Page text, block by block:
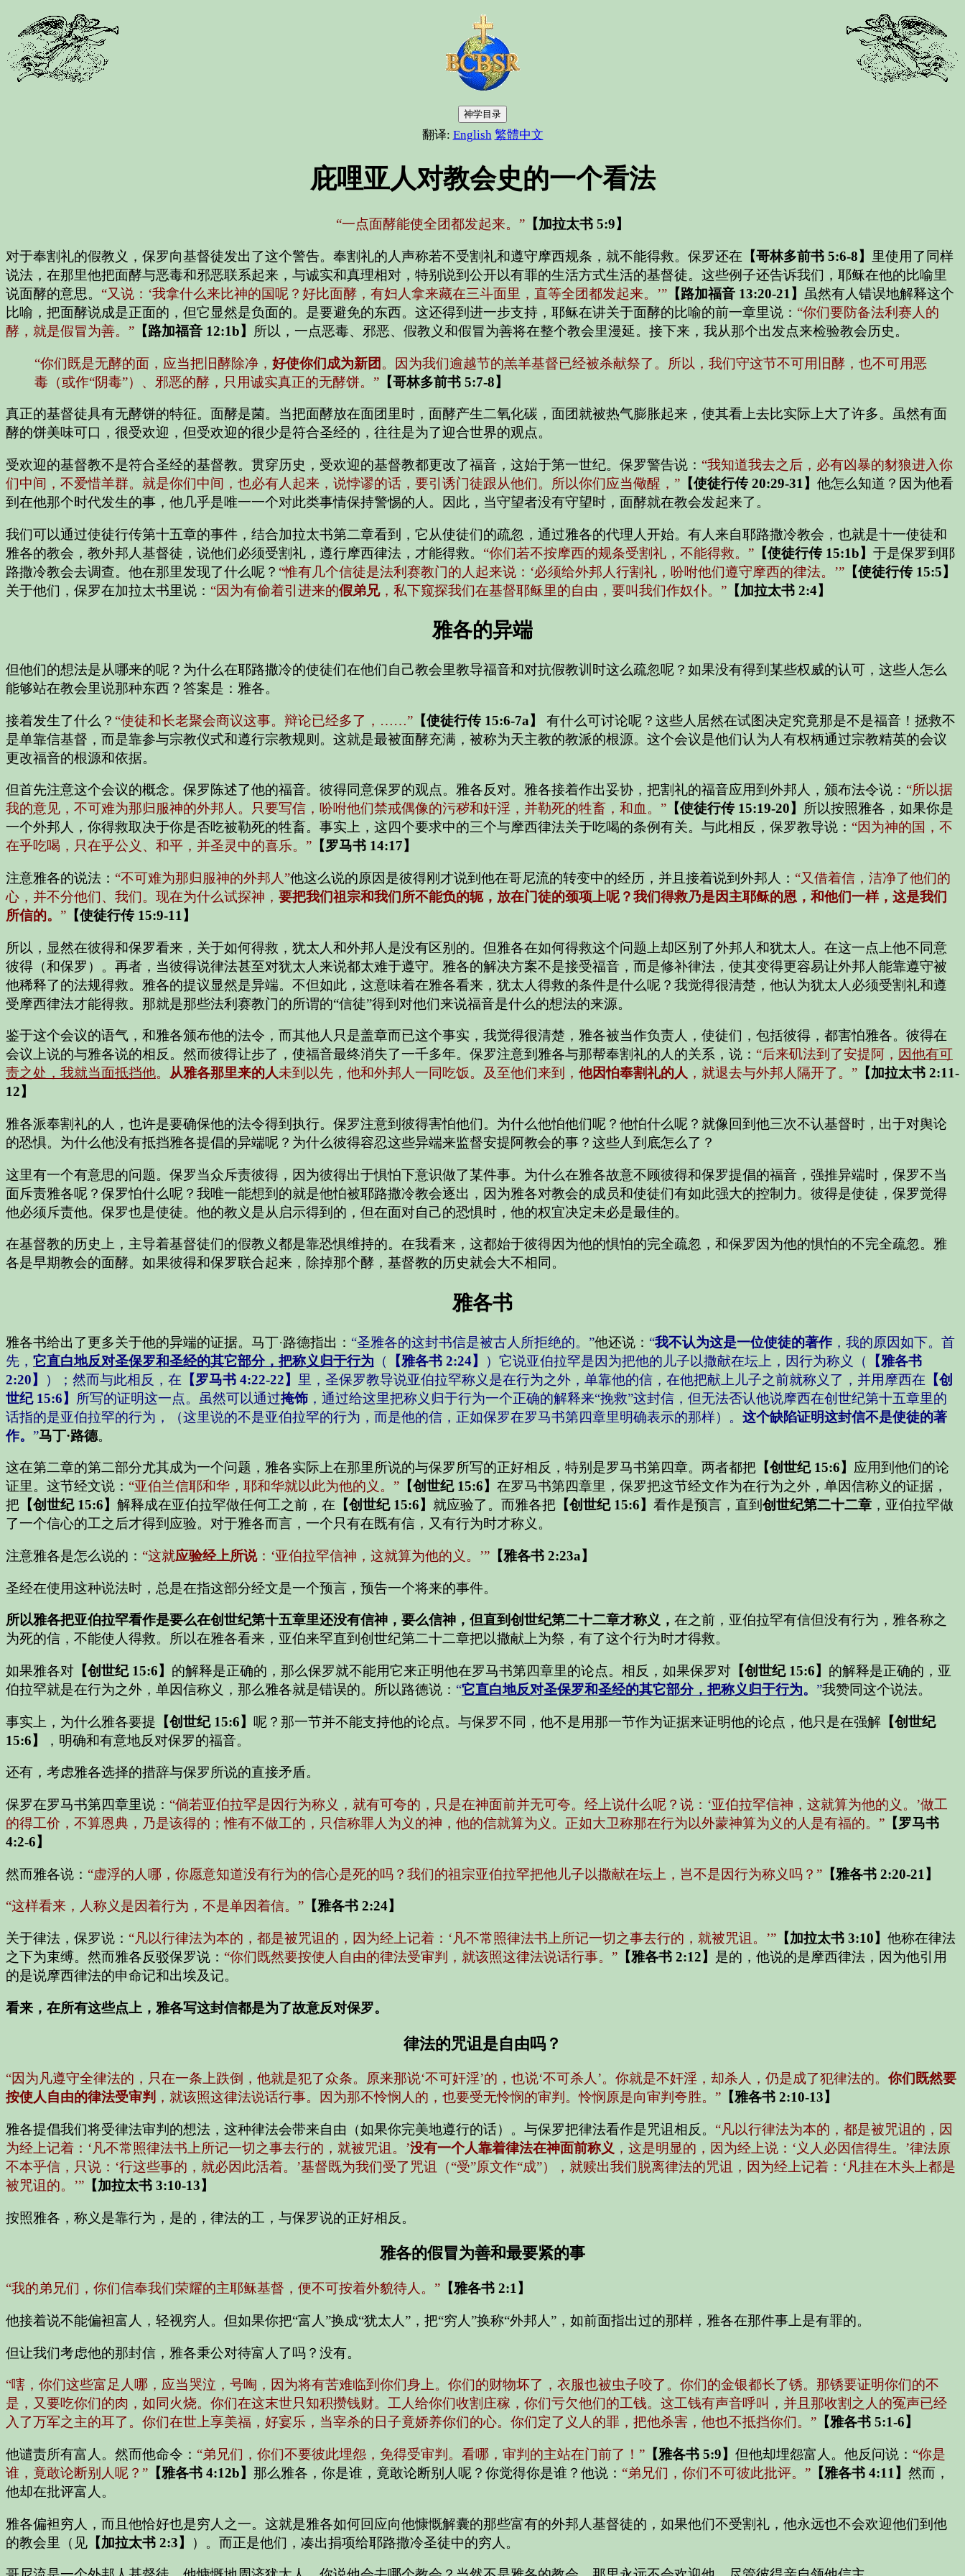
神学目录
翻译: English 繁體中文
庇哩亚人对教会史的一个看法
“一点面酵能使全团都发起来。” 【加拉太书 5:9】
对于奉割礼的假教义，保罗向基督徒发出了这个警告。奉割礼的人声称若不受割礼和遵守摩西规条，就不能得救。保罗还在 【哥林多前书 5:6-8】 里使用了同样
说法，在那里他把面酵与恶毒和邪恶联系起来，与诚实和真理相对，特别说到公开以有罪的生活方式生活的基督徒。这些例子还告诉我们，耶稣在他的比喻里
说面酵的意思。 “又说：‘我拿什么来比神的国呢？好比面酵，有妇人拿来藏在三斗面里，直等全团都发起来。’” 【路加福音 13:20-21】 虽然有人错误地解释这个
比喻，把面酵说成是正面的，但它显然是负面的。是要避免的东西。这还得到进一步支持，耶稣在讲关于面酵的比喻的前一章里说： “你们要防备法利赛人的
酵，就是假冒为善。” 【路加福音 12:1b】 所以，一点恶毒、邪恶、假教义和假冒为善将在整个教会里漫延。接下来，我从那个出发点来检验教会历史。
“你们既是无酵的面，应当把旧酵除净， 好使你们成为新团 。因为我们逾越节的羔羊基督已经被杀献祭了。所以，我们守这节不可用旧酵，也不可用恶
毒（或作“阴毒”）、邪恶的酵，只用诚实真正的无酵饼。” 【哥林多前书 5:7-8】
真正的基督徒具有无酵饼的特征。面酵是菌。当把面酵放在面团里时，面酵产生二氧化碳，面团就被热气膨胀起来，使其看上去比实际上大了许多。虽然有面
酵的饼美味可口，很受欢迎，但受欢迎的很少是符合圣经的，往往是为了迎合世界的观点。
受欢迎的基督教不是符合圣经的基督教。贯穿历史，受欢迎的基督教都更改了福音，这始于第一世纪。保罗警告说： “我知道我去之后，必有凶暴的豺狼进入你
们中间，不爱惜羊群。就是你们中间，也必有人起来，说悖谬的话，要引诱门徒跟从他们。所以你们应当儆醒，” 【使徒行传 20:29-31】 他怎么知道？因为他看
到在他那个时代发生的事，他几乎是唯一一个对此类事情保持警惕的人。因此，当守望者没有守望时，面酵就在教会发起来了。
我们可以通过使徒行传第十五章的事件，结合加拉太书第二章看到，它从使徒们的疏忽，通过雅各的代理人开始。有人来自耶路撒冷教会，也就是十一使徒和
雅各的教会，教外邦人基督徒，说他们必须受割礼，遵行摩西律法，才能得救。 “你们若不按摩西的规条受割礼，不能得救。” 【使徒行传 15:1b】 于是保罗到耶
路撒冷教会去调查。他在那里发现了什么呢？ “惟有几个信徒是法利赛教门的人起来说：‘必须给外邦人行割礼，吩咐他们遵守摩西的律法。’” 【使徒行传 15:5】
关于他们，保罗在加拉太书里说： “因为有偷着引进来的假弟兄，私下窥探我们在基督耶稣里的自由，要叫我们作奴仆。” 【加拉太书 2:4】
雅各的异端
但他们的想法是从哪来的呢？为什么在耶路撒冷的使徒们在他们自己教会里教导福音和对抗假教训时这么疏忽呢？如果没有得到某些权威的认可，这些人怎么
能够站在教会里说那种东西？答案是：雅各。
接着发生了什么？ “使徒和长老聚会商议这事。辩论已经多了，……” 【使徒行传 15:6-7a】
有什么可讨论呢？这些人居然在试图决定究竟那是不是福音！拯救不
是单靠信基督，而是靠参与宗教仪式和遵行宗教规则。这就是最被面酵充满，被称为天主教的教派的根源。这个会议是他们认为人有权柄通过宗教精英的会议
更改福音的根源和依据。
但首先注意这个会议的概念。保罗陈述了他的福音。彼得同意保罗的观点。雅各反对。雅各接着作出妥协，把割礼的福音应用到外邦人，颁布法令说： “所以据
我的意见，不可难为那归服神的外邦人。只要写信，吩咐他们禁戒偶像的污秽和奸淫，并勒死的牲畜，和血。” 【使徒行传 15:19-20】 所以按照雅各，如果你是
一个外邦人，你得救取决于你是否吃被勒死的牲畜。事实上，这四个要求中的三个与摩西律法关于吃喝的条例有关。与此相反，保罗教导说： “因为神的国，不
在乎吃喝，只在乎公义、和平，并圣灵中的喜乐。” 【罗马书 14:17】
注意雅各的说法： “不可难为那归服神的外邦人”他这么说的原因是彼得刚才说到他在哥尼流的转变中的经历，并且接着说到外邦人： “又借着信，洁净了他们的
心，并不分他们、我们。现在为什么试探神， 要把我们祖宗和我们所不能负的轭，放在门徒的颈项上呢？我们得救乃是因主耶稣的恩，和他们一样，这是我们
所信的。 ” 【使徒行传 15:9-11】
所以，显然在彼得和保罗看来，关于如何得救，犹太人和外邦人是没有区别的。但雅各在如何得救这个问题上却区别了外邦人和犹太人。在这一点上他不同意
彼得（和保罗）。再者，当彼得说律法甚至对犹太人来说都太难于遵守。雅各的解决方案不是接受福音，而是修补律法，使其变得更容易让外邦人能靠遵守被
他稀释了的法规得救。雅各的提议显然是异端。不但如此，这意味着在雅各看来，犹太人得救的条件是什么呢？我觉得很清楚，他认为犹太人必须受割礼和遵
受摩西律法才能得救。那就是那些法利赛教门的所谓的“信徒”得到对他们来说福音是什么的想法的来源。
鉴于这个会议的语气，和雅各颁布他的法令，而其他人只是盖章而已这个事实，我觉得很清楚，雅各被当作负责人，使徒们，包括彼得，都害怕雅各。彼得在
会议上说的与雅各说的相反。然而彼得让步了，使福音最终消失了一千多年。保罗注意到雅各与那帮奉割礼的人的关系，说： “后来矶法到了安提阿， 因他有可
责之处，我就当面抵挡他。 从雅各那里来的人未到以先，他和外邦人一同吃饭。及至他们来到， 他因怕奉割礼的人 ，就退去与外邦人隔开了。” 【加拉太书 2:11-
12】
雅各派奉割礼的人，也许是要确保他的法令得到执行。保罗注意到彼得害怕他们。为什么他怕他们呢？他怕什么呢？就像回到他三次不认基督时，出于对舆论
的恐惧。为什么他没有抵挡雅各提倡的异端呢？为什么彼得容忍这些异端来监督安提阿教会的事？这些人到底怎么了？
这里有一个有意思的问题。保罗当众斥责彼得，因为彼得出于惧怕下意识做了某件事。为什么在雅各故意不顾彼得和保罗提倡的福音，强推异端时，保罗不当
面斥责雅各呢？保罗怕什么呢？我唯一能想到的就是他怕被耶路撒冷教会逐出，因为雅各对教会的成员和使徒们有如此强大的控制力。彼得是使徒，保罗觉得
他必须斥责他。保罗也是使徒。他的教义是从启示得到的，但在面对自己的恐惧时，他的权宜决定未必是最佳的。
在基督教的历史上，主导着基督徒们的假教义都是靠恐惧维持的。在我看来，这都始于彼得因为他的惧怕的完全疏忽，和保罗因为他的惧怕的不完全疏忽。雅
各是早期教会的面酵。如果彼得和保罗联合起来，除掉那个酵，基督教的历史就会大不相同。
雅各书
雅各书给出了更多关于他的异端的证据。马丁·路德指出： “圣雅各的这封书信是被古人所拒绝的。”他还说： “我不认为这是一位使徒的著作 ，我的原因如下。首
先， 它直白地反对圣保罗和圣经的其它部分，把称义归于行为 （ 【雅各书 2:24】 ）它说亚伯拉罕是因为把他的儿子以撒献在坛上，因行为称义（
【雅各书
2:20】
）；然而与此相反，在 【罗马书 4:22-22】 里，圣保罗教导说亚伯拉罕称义是在行为之外，单靠他的信，在他把献上儿子之前就称义了，并用摩西在 【创
世纪 15:6】 所写的证明这一点。虽然可以通过掩饰 ，通过给这里把称义归于行为一个正确的解释来“挽救”这封信，但无法否认他说摩西在创世纪第十五章里的
话指的是亚伯拉罕的行为，（这里说的不是亚伯拉罕的行为，而是他的信，正如保罗在罗马书第四章里明确表示的那样）。 这个缺陷证明这封信不是使徒的著
作。 ”马丁·路德。
这在第二章的第二部分尤其成为一个问题，雅各实际上在那里所说的与保罗所写的正好相反，特别是罗马书第四章。两者都把 【创世纪 15:6】 应用到他们的论
证里。这节经文说： “亚伯兰信耶和华，耶和华就以此为他的义。” 【创世纪 15:6】 在罗马书第四章里，保罗把这节经文作为在行为之外，单因信称义的证据，
把 【创世纪 15:6】 解释成在亚伯拉罕做任何工之前，在 【创世纪 15:6】 就应验了。而雅各把 【创世纪 15:6】 看作是预言，直到 创世纪第二十二章 ，亚伯拉罕做
了一个信心的工之后才得到应验。对于雅各而言，一个只有在既有信，又有行为时才称义。
注意雅各是怎么说的： “这就应验经上所说： ‘亚伯拉罕信神，这就算为他的义。’” 【雅各书 2:23a】
圣经在使用这种说法时，总是在指这部分经文是一个预言，预告一个将来的事件。
所以雅各把亚伯拉罕看作是要么在创世纪第十五章里还没有信神，要么信神，但直到创世纪第二十二章才称义， 在之前，亚伯拉罕有信但没有行为，雅各称之
为死的信，不能使人得救。所以在雅各看来，亚伯来罕直到创世纪第二十二章把以撒献上为祭，有了这个行为时才得救。
如果雅各对 【创世纪 15:6】 的解释是正确的，那么保罗就不能用它来正明他在罗马书第四章里的论点。相反，如果保罗对 【创世纪 15:6】 的解释是正确的，亚
伯拉罕就是在行为之外，单因信称义，那么雅各就是错误的。所以路德说： “它直白地反对圣保罗和圣经的其它部分，把称义归于行为。 ”我赞同这个说法。
事实上，为什么雅各要提 【创世纪 15:6】 呢？那一节并不能支持他的论点。与保罗不同，他不是用那一节作为证据来证明他的论点，他只是在强解 【创世纪
15:6】
，明确和有意地反对保罗的福音。
还有，考虑雅各选择的措辞与保罗所说的直接矛盾。
保罗在罗马书第四章里说： “倘若亚伯拉罕是因行为称义，就有可夸的，只是在神面前并无可夸。经上说什么呢？说：‘亚伯拉罕信神，这就算为他的义。’做工
的得工价，不算恩典，乃是该得的；惟有不做工的，只信称罪人为义的神，他的信就算为义。正如大卫称那在行为以外蒙神算为义的人是有福的。” 【罗马书
4:2-6】
然而雅各说： “虚浮的人哪，你愿意知道没有行为的信心是死的吗？我们的祖宗亚伯拉罕把他儿子以撒献在坛上，岂不是因行为称义吗？” 【雅各书 2:20-21】
“这样看来，人称义是因着行为，不是单因着信。” 【雅各书 2:24】
关于律法，保罗说： “凡以行律法为本的，都是被咒诅的，因为经上记着：‘凡不常照律法书上所记一切之事去行的，就被咒诅。’” 【加拉太书 3:10】 他称在律法
之下为束缚。然而雅各反驳保罗说： “你们既然要按使人自由的律法受审判，就该照这律法说话行事。” 【雅各书 2:12】 是的，他说的是摩西律法，因为他引用
的是说摩西律法的申命记和出埃及记。
看来，在所有这些点上，雅各写这封信都是为了故意反对保罗。
律法的咒诅是自由吗？
“因为凡遵守全律法的，只在一条上跌倒，他就是犯了众条。原来那说‘不可奸淫’的，也说‘不可杀人’。你就是不奸淫，却杀人，仍是成了犯律法的。 你们既然要
按使人自由的律法受审判 ，就该照这律法说话行事。因为那不怜悯人的，也要受无怜悯的审判。怜悯原是向审判夸胜。” 【雅各书 2:10-13】
雅各提倡我们将受律法审判的想法，这种律法会带来自由（如果你完美地遵行的话）。与保罗把律法看作是咒诅相反。 “凡以行律法为本的，都是被咒诅的，因
为经上记着：‘凡不常照律法书上所记一切之事去行的，就被咒诅。’没有一个人靠着律法在神面前称义 ，这是明显的，因为经上说：‘义人必因信得生。’律法原
不本乎信，只说：‘行这些事的，就必因此活着。’基督既为我们受了咒诅（“受”原文作“成”），就赎出我们脱离律法的咒诅，因为经上记着：‘凡挂在木头上都是
被咒诅的。’” 【加拉太书 3:10-13】
按照雅各，称义是靠行为，是的，律法的工，与保罗说的正好相反。
雅各的假冒为善和最要紧的事
“我的弟兄们，你们信奉我们荣耀的主耶稣基督，便不可按着外貌待人。” 【雅各书 2:1】
他接着说不能偏袒富人，轻视穷人。但如果你把“富人”换成“犹太人”，把“穷人”换称“外邦人”，如前面指出过的那样，雅各在那件事上是有罪的。
但让我们考虑他的那封信，雅各秉公对待富人了吗？没有。
“嗐，你们这些富足人哪，应当哭泣，号啕，因为将有苦难临到你们身上。你们的财物坏了，衣服也被虫子咬了。你们的金银都长了锈。那锈要证明你们的不
是，又要吃你们的肉，如同火烧。你们在这末世只知积攒钱财。工人给你们收割庄稼，你们亏欠他们的工钱。这工钱有声音呼叫，并且那收割之人的冤声已经
入了万军之主的耳了。你们在世上享美福，好宴乐，当宰杀的日子竟娇养你们的心。你们定了义人的罪，把他杀害，他也不抵挡你们。” 【雅各书 5:1-6】
他谴责所有富人。然而他命令： “弟兄们，你们不要彼此埋怨，免得受审判。看哪，审判的主站在门前了！” 【雅各书 5:9】 但他却埋怨富人。他反问说： “你是
谁，竟敢论断别人呢？” 【雅各书 4:12b】 那么雅各，你是谁，竟敢论断别人呢？你觉得你是谁？他说： “弟兄们，你们不可彼此批评。” 【雅各书 4:11】 然而，
他却在批评富人。
雅各偏袒穷人，而且他恰好也是穷人之一。这就是雅各如何回应向他慷慨解囊的那些富有的外邦人基督徒的，如果他们不受割礼，他永远也不会欢迎他们到他
的教会里（见 【加拉太书 2:3】 ）。而正是他们，凑出捐项给耶路撒冷圣徒中的穷人。